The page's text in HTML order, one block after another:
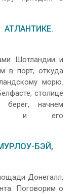
Шотландии и
в порт, откуда
морю.
столице
начнем
и его
БЭЙ,
Донегалл,
Поговорим о